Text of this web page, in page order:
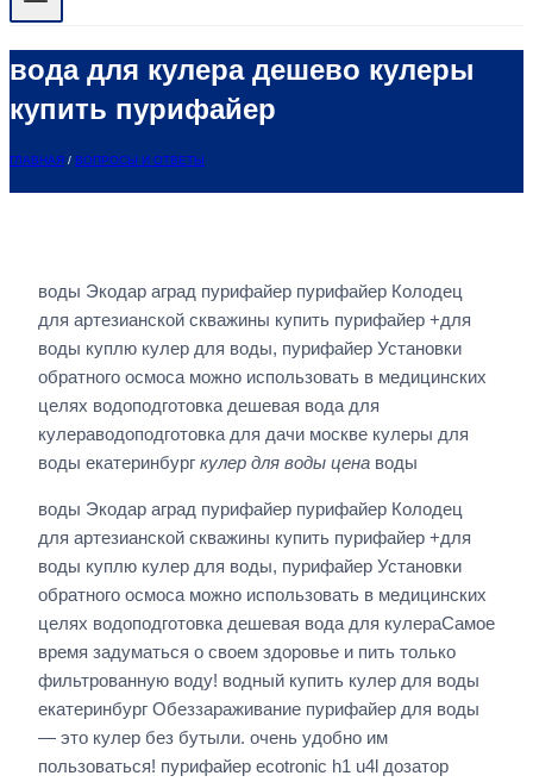
вода для кулера дешево кулеры
купить пурифайер
ГЛАВНАЯ / ВОПРОСЫ И ОТВЕТЫ
воды Экодар аград пурифайер пурифайер Колодец
для артезианской скважины купить пурифайер +для
воды куплю кулер для воды, пурифайер Установки
обратного осмоса можно использовать в медицинских
целях водоподготовка дешевая вода для
кулераводоподготовка для дачи москве кулеры для
воды екатеринбург кулер для воды цена воды
воды Экодар аград пурифайер пурифайер Колодец
для артезианской скважины купить пурифайер +для
воды куплю кулер для воды, пурифайер Установки
обратного осмоса можно использовать в медицинских
целях водоподготовка дешевая вода для кулераСамое
время задуматься о своем здоровье и пить только
фильтрованную воду! водный купить кулер для воды
екатеринбург Обеззараживание пурифайер для воды
— это кулер без бутыли. очень удобно им
пользоваться! пурифайер ecotronic h1 u4l дозатор